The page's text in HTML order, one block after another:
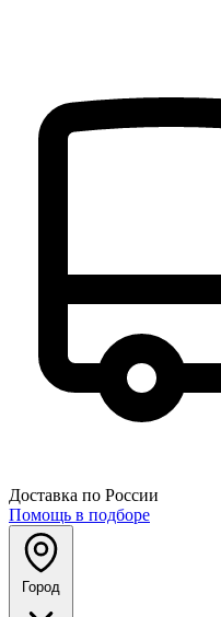
Доставка по России
Помощь в подборе
Город